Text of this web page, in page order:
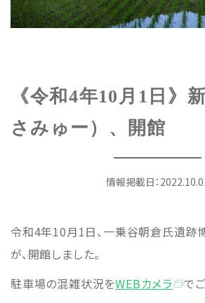
遺跡のご紹介
デジタルアーカイブ
その他のご案内
《令和4年10月1日》
さみゅー）、開館
情報掲載日：
令和4年10月1日、一乗谷朝倉氏遺跡博
が、開館しました。
駐車場の混雑状況をWEBカメラ
で